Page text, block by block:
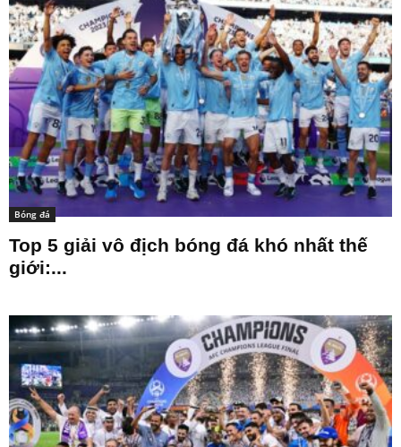
Bóng đá
Top 5 giải vô địch bóng đá khó nhất thế
giới:...